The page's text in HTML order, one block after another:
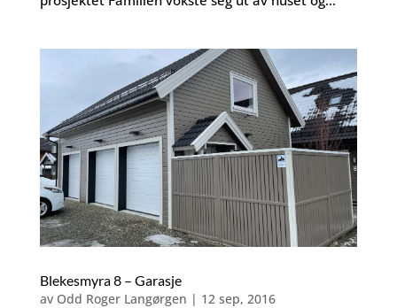
Blekesmyra 8 – Garasje
av Odd Roger Langørgen | 12 sep, 2016